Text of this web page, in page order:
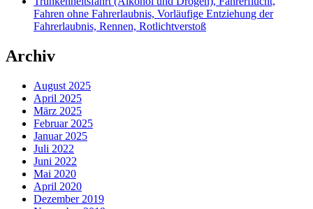
Fahren ohne Fahrerlaubnis, Vorläufige Entziehung der
Fahrerlaubnis, Rennen, Rotlichtverstoß
Archiv
August 2025
April 2025
März 2025
Februar 2025
Januar 2025
Juli 2022
Juni 2022
Mai 2020
April 2020
Dezember 2019